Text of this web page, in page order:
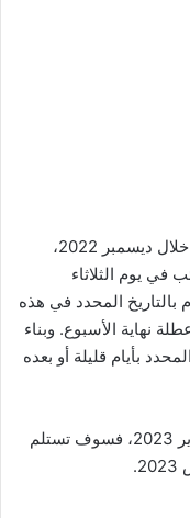
في حال ملء استمارة الضرائب في بلجيكا خلال ديسمبر 2022،
يوم الثلاثاء
يتعيّن الالتزام بالتاريخ المحدد في هذه
نهاية الأسبوع. وبناء
بأيام قليلة أو بعده
إذا قمت بتقديم إشعار الضريبة في شهر يناير 2023، فسوف تستلم